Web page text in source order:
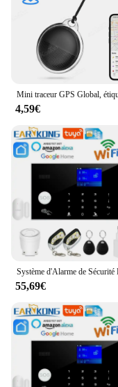
4,59€
55,69€